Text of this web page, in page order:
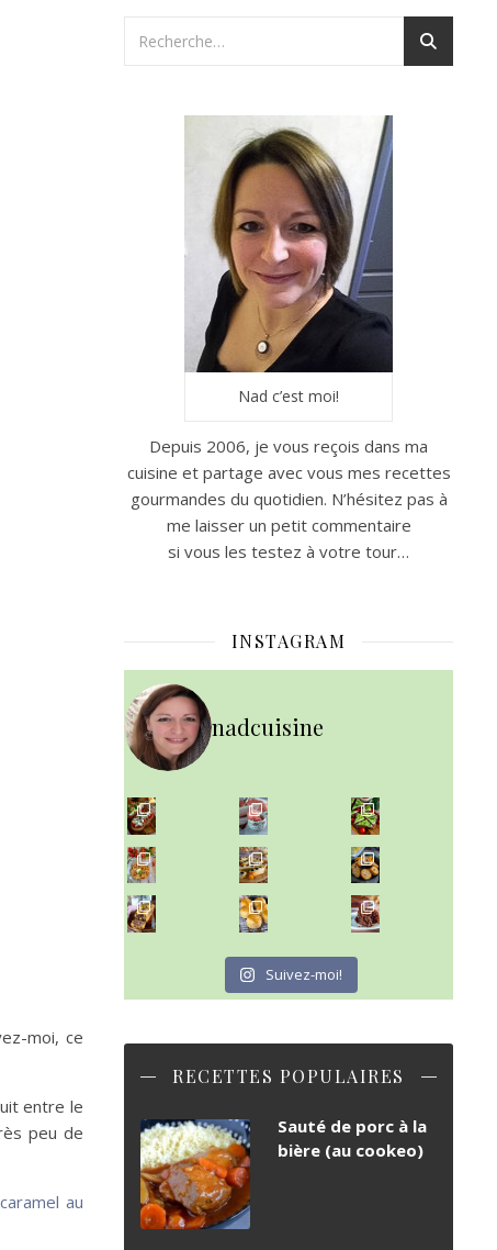
moi, ce
entre le
peu de
caramel au
Nad c’est moi!
Depuis 2006, je vous reçois dans ma
cuisine et partage avec vous mes recettes
gourmandes du quotidien. N’hésitez pas à
me laisser un petit commentaire
si vous les testez à votre tour…
INSTAGRAM
nadcuisine
~ NICE CREAM À LA FRAISE ~
Presque un mois que
~ SALADE DE PÂTES AUX DEUX TOMATES THON ET BURRA
~ FINANCIERS MYRTILLES ET CITRON ~
Aujourd'hu
~ BUNS MAISON ~
Un peu de boulange par ici au
~ GÂTEAU FONDANT CHOCO NOISETTE ~
C'est lundi
Suivez-moi!
RECETTES POPULAIRES
Sauté de porc à la
bière (au cookeo)